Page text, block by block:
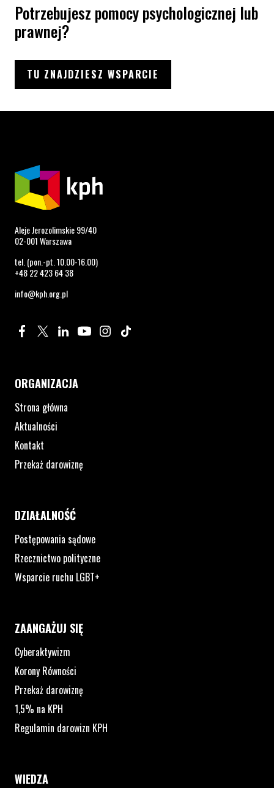
Potrzebujesz pomocy psychologicznej lub
prawnej?
TU ZNAJDZIESZ WSPARCIE
Aleje Jerozolimskie 99/40
02-001 Warszawa
tel. (pon.-pt. 10.00-16.00)
+48 22 423 64 38
info@kph.org.pl
Profil na Facebook. Strona otwiera się w nowym oknie.
Profil na Twitter. Strona otwiera się w nowym oknie.
Profil na LinkedIn. Strona otwiera się w nowym oknie.
Profil na YouTube. Strona otwiera się w nowym
Profil na Instagram. Strona otwiera się
ORGANIZACJA
Strona główna
Aktualności
Kontakt
Przekaż darowiznę
DZIAŁALNOŚĆ
Postępowania sądowe
Rzecznictwo polityczne
Wsparcie ruchu LGBT+
ZAANGAŻUJ SIĘ
Cyberaktywizm
Korony Równości
Przekaż darowiznę
1,5% na KPH
Regulamin darowizn KPH
WIEDZA